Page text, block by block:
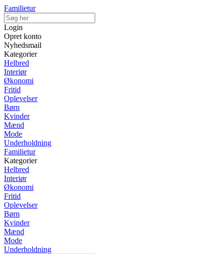
Familietur
Login
Opret konto
Nyhedsmail
Kategorier
Helbred
Interiør
Økonomi
Fritid
Oplevelser
Børn
Kvinder
Mænd
Mode
Underholdning
Familietur
Kategorier
Helbred
Interiør
Økonomi
Fritid
Oplevelser
Børn
Kvinder
Mænd
Mode
Underholdning